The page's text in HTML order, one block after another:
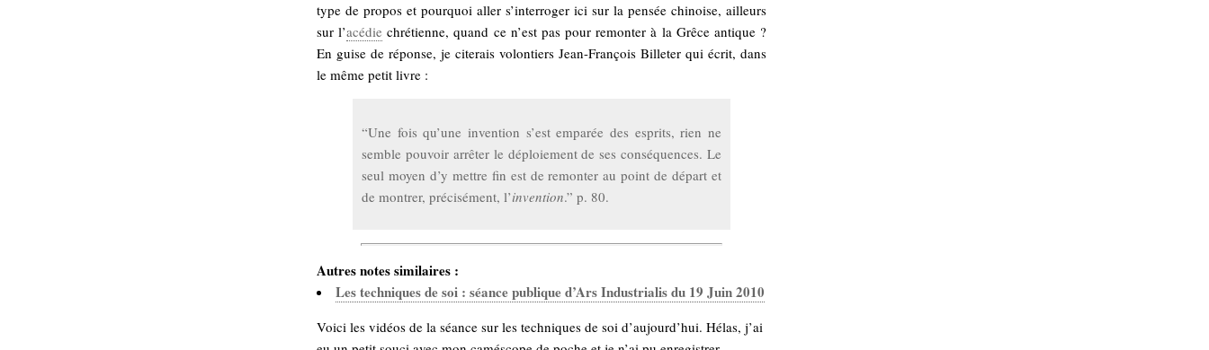
type de propos et pourquoi aller s’interroger ici sur la pensée chinoise, ailleurs
sur l’acédie chrétienne, quand ce n’est pas pour remonter à la Grêce antique ?
En guise de réponse, je citerais volontiers Jean-François Billeter qui écrit, dans
le même petit livre :
“Une fois qu’une invention s’est emparée des esprits, rien ne
semble pouvoir arrêter le déploiement de ses conséquences. Le
seul moyen d’y mettre fin est de remonter au point de départ et
de montrer, précisément, l’invention.” p. 80.
Autres notes similaires :
Les techniques de soi : séance publique d’Ars Industrialis du 19 Juin 2010
Voici les vidéos de la séance sur les techniques de soi d’aujourd’hui. Hélas, j’ai